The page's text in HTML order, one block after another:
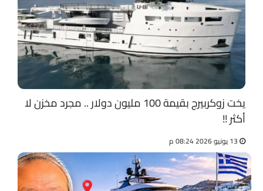
يخت زوكربيرج بقيمة 100 مليون دولار .. مجرد مخزن لا
أكثر !!